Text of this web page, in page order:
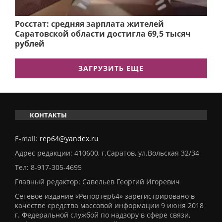
Росстат: средняя зарплата жителей
Саратовской области достигла 69,5 тысяч
рублей
ЗАГРУЗИТЬ ЕЩЕ
КОНТАКТЫ
E-mail: rep64@yandex.ru
Адрес редакции: 410600, г.Саратов, ул.Вольская 32/34
Тел: 8-917-305-4695
Главный редактор: Савельев Георгий Игоревич
Сетевое издание «Репортер64» зарегистрировано в
качестве средства массовой информации 9 июня 2018
г. Федеральной службой по надзору в сфере связи,